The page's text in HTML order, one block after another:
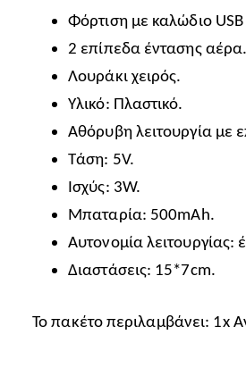
Φόρτιση με καλώδιο
2 επίπεδα έντασης αέρα.
Λουράκι χειρός.
Υλικό: Πλαστικό.
Αθόρυβη λειτουργία με
Τάση: 5V.
Ισχύς: 3W.
Μπαταρία: 500mAh.
Αυτονομία
Διαστάσεις: 15*7cm.
Το πακέτο περιλαμβάνει: 1x